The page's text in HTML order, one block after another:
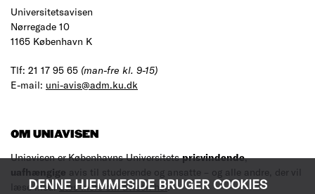
DENNE HJEMMESIDE BRUGER COOKIES
Universitetsavisen
Nørregade 10
1165 København K
Tlf: 21 17 95 65 (man-fre kl. 9-15)
E-mail: uni-avis@adm.ku.dk
OM UNIAVISEN
Uniavisen er Københavns Universitetsprisvindende,
uafhængige avis til studerende og ansatte – og alle andre, der vil
læse med.Læs mere om avisen her.